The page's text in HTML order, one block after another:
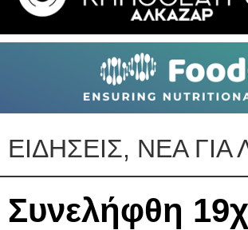
ΕΙΔΗΣΕΙΣ, ΝΕΑ ΓΙΑ
Συνελήφθη